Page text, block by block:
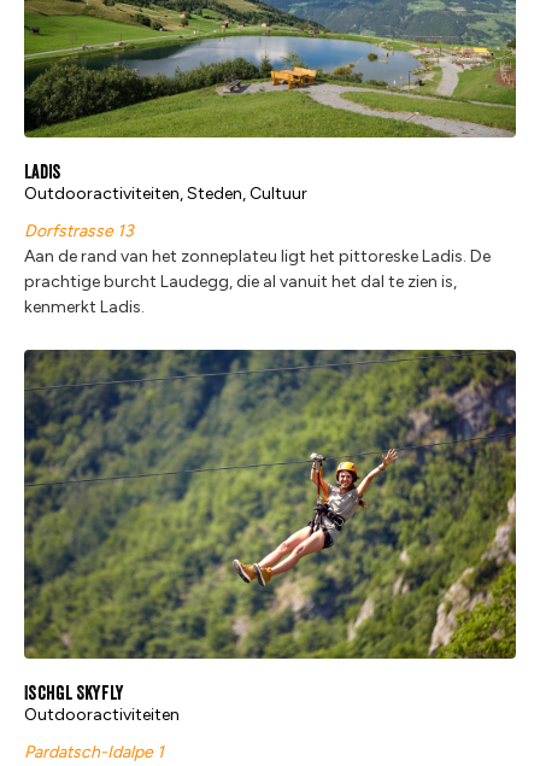
Ladis
Outdooractiviteiten, Steden, Cultuur
Dorfstrasse 13
Aan de rand van het zonneplateu ligt het pittoreske Ladis. De
prachtige burcht Laudegg, die al vanuit het dal te zien is,
kenmerkt Ladis.
Ischgl Skyfly
Outdooractiviteiten
Pardatsch-Idalpe 1